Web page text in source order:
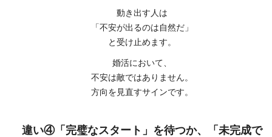
動き出す人は
「不安が出るのは自然だ」
と受け止めます。
婚活において、
不安は敵ではありません。
方向を見直すサインです。
違い④「完璧なスタート」を待つか、「未完成で